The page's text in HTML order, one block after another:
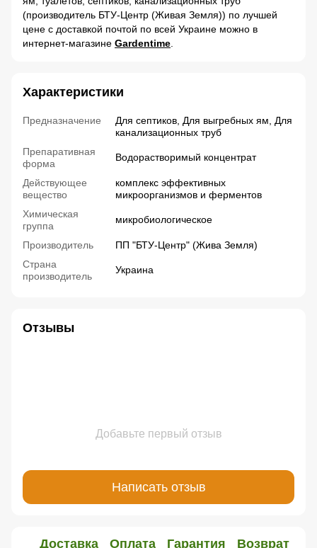
(производитель БТУ-Центр (Живая Земля)) по лучшей
цене с доставкой почтой по всей Украине можно в
интернет-магазине Gardentime
Характеристики
Предназначение
Для септиков, Для выгребных ям, Для
канализационных труб
Препаративная
форма
Водорастворимый концентрат
Действующее
вещество
комплекс эффективных
микроорганизмов и ферментов
Химическая
группа
микробиологическое
Производитель
ПП "БТУ-Центр" (Жива Земля)
Страна
производитель
Украина
Отзывы
Добавьте первый отзыв
Написать отзыв
Доставка Оплата Гарантия Возврат